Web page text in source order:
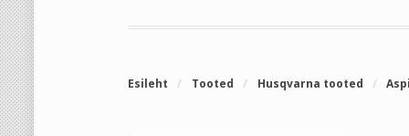
Esileht / Tooted / Husqvarna tooted /